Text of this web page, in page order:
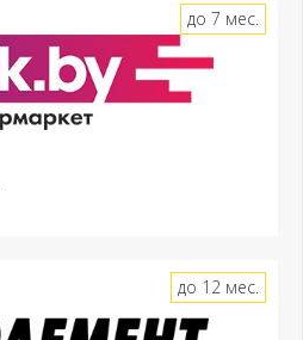
до 7 мес.
до 12 мес.